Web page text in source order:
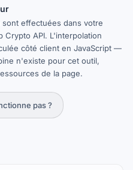
sont effectuées dans votre
Crypto API. L'interpolation
côté client en JavaScript —
n'existe pour cet outil,
de la page.
pas ?